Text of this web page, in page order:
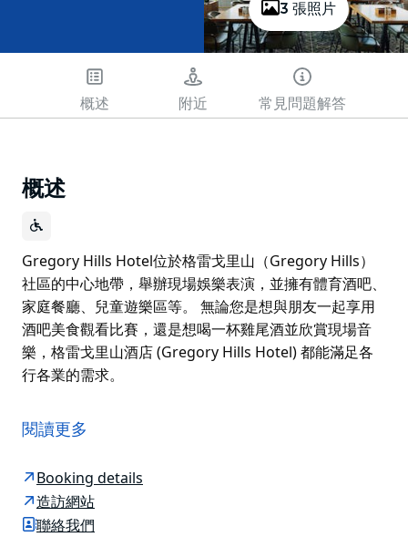
3 張照片
概述 附近 常見問題解答
概述
Gregory Hills Hotel位於格雷戈里山（Gregory Hills）
社區的中心地帶，舉辦現場娛樂表演，並擁有體育酒吧、
家庭餐廳、兒童遊樂區等。 無論您是想與朋友一起享用
酒吧美食觀看比賽，還是想喝一杯雞尾酒並欣賞現場音
樂，格雷戈里山酒店 (Gregory Hills Hotel) 都能滿足各
行各業的需求。
社區的中心地帶，舉辦現場娛樂表演，並擁有體育酒吧、
家庭餐廳、兒童遊樂區等。
無論您是想與朋友一起享用酒吧美食觀看比賽，還是想喝
一杯雞尾酒並欣賞現場音樂，格雷戈里山酒店 (Gregory
Hills Hotel) 都能滿足各行各業的需求。
閱讀更多
Booking details
造訪網站
聯絡我們